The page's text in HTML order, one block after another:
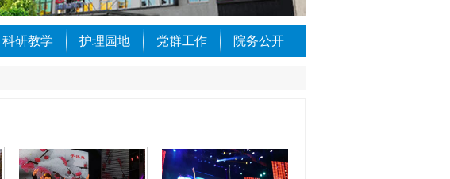
科研教学 护理园地 党群工作 院务公开